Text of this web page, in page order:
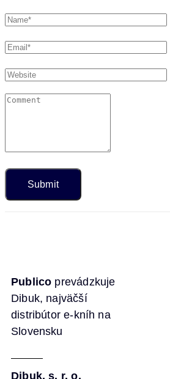
Publico prevádzkuje
Dibuk, najväčší
distribútor e-kníh na
Slovensku
Dibuk, s. r. o.